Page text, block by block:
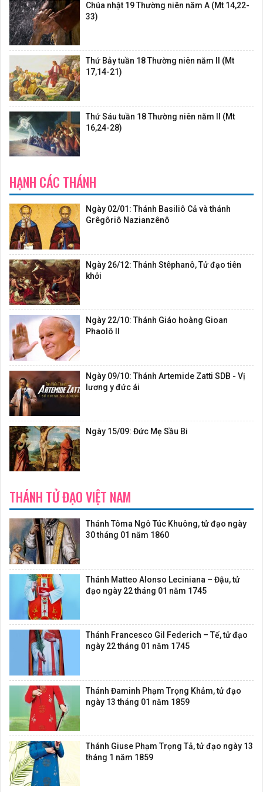
Chúa nhật 19 Thường niên năm A (Mt 14,22-
33)
Thứ Bảy tuần 18 Thường niên năm II (Mt
17,14-21)
Thứ Sáu tuần 18 Thường niên năm II (Mt
16,24-28)
HẠNH CÁC THÁNH
Ngày 02/01: Thánh Basiliô Cả và thánh
Grêgôriô Nazianzênô
Ngày 26/12: Thánh Stêphanô, Tử đạo tiên
khởi
Ngày 22/10: Thánh Giáo hoàng Gioan
Phaolô II
Ngày 09/10: Thánh Artemide Zatti SDB - Vị
lương y đức ái
Ngày 15/09: Đức Mẹ Sầu Bi
THÁNH TỬ ĐẠO VIỆT NAM
Thánh Tôma Ngô Túc Khuông, tử đạo ngày
30 tháng 01 năm 1860
Thánh Matteo Alonso Leciniana – Đậu, tử
đạo ngày 22 tháng 01 năm 1745
Thánh Francesco Gil Federich – Tế, tử đạo
ngày 22 tháng 01 năm 1745
Thánh Đaminh Phạm Trọng Khảm, tử đạo
ngày 13 tháng 01 năm 1859
Thánh Giuse Phạm Trọng Tả, tử đạo ngày 13
tháng 1 năm 1859